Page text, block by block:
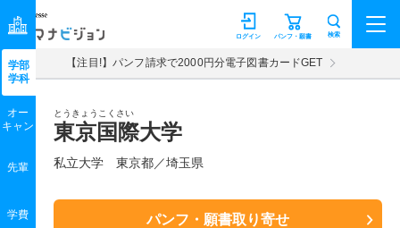
マナビジョン パンフ・願書
ログイン 検索
【注目!】パンフ請求で2000円分電子図書カードGET
とうきょうこくさい
東京国際大学
私立大学 東京都／埼玉県
パンフ・願書取り寄せ
学部
学科
オー
キャン
先輩
学費